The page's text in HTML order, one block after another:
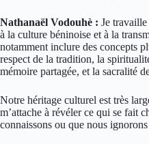
Nathanaël Vodouhè : Je
à la culture béninoise et à la
notamment inclure des concepts
respect de la tradition, la
mémoire partagée, et la sacralité
Notre héritage culturel est très
m’attache à révéler ce qui se fait
connaissons ou que nous